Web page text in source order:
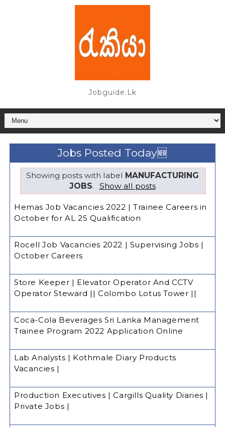
Jobguide.lk
Jobs Posted Today🆕
Showing posts with label MANUFACTURING
JOBS. Show all posts
Hemas Job Vacancies 2022 | Trainee Careers in
October for AL 2S Qualification
Rocell Job Vacancies 2022 | Supervising Jobs |
October Careers
Store Keeper | Elevator Operator And CCTV
Operator Steward || Colombo Lotus Tower ||
Coca-Cola Beverages Sri Lanka Management
Trainee Program 2022 Application Online
Lab Analysts | Kothmale Diary Products
Vacancies |
Production Executives | Cargills Quality Diaries |
Private Jobs |